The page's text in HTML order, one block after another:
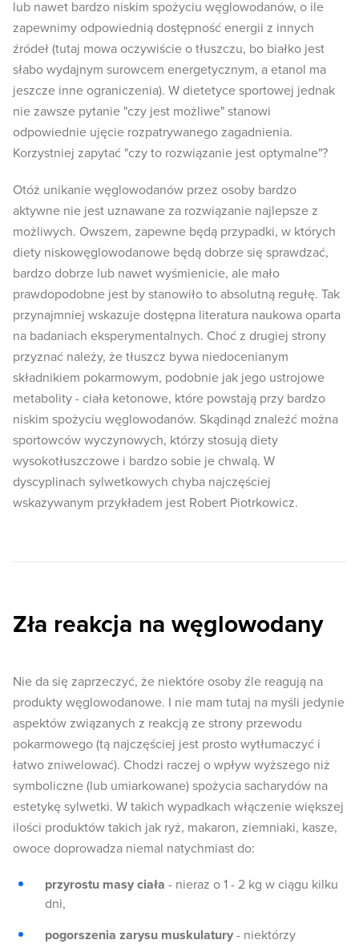
lub nawet bardzo niskim spożyciu węglowodanów, o ile
zapewnimy odpowiednią dostępność energii z innych
źródeł (tutaj mowa oczywiście o tłuszczu, bo białko jest
słabo wydajnym surowcem energetycznym, a etanol ma
jeszcze inne ograniczenia). W dietetyce sportowej jednak
nie zawsze pytanie "czy jest możliwe" stanowi
odpowiednie ujęcie rozpatrywanego zagadnienia.
Korzystniej zapytać "czy to rozwiązanie jest optymalne"?
Otóż unikanie węglowodanów przez osoby bardzo
aktywne nie jest uznawane za rozwiązanie najlepsze z
możliwych. Owszem, zapewne będą przypadki, w których
diety niskowęglowodanowe będą dobrze się sprawdzać,
bardzo dobrze lub nawet wyśmienicie, ale mało
prawdopodobne jest by stanowiło to absolutną regułę. Tak
przynajmniej wskazuje dostępna literatura naukowa oparta
na badaniach eksperymentalnych. Choć z drugiej strony
przyznać należy, że tłuszcz bywa niedocenianym
składnikiem pokarmowym, podobnie jak jego ustrojowe
metabolity - ciała ketonowe, które powstają przy bardzo
niskim spożyciu węglowodanów. Skądinąd znaleźć można
sportowców wyczynowych, którzy stosują diety
wysokotłuszczowe i bardzo sobie je chwalą. W
dyscyplinach sylwetkowych chyba najczęściej
wskazywanym przykładem jest Robert Piotrkowicz.
Zła reakcja na węglowodany
Nie da się zaprzeczyć, że niektóre osoby źle reagują na
produkty węglowodanowe. I nie mam tutaj na myśli jedynie
aspektów związanych z reakcją ze strony przewodu
pokarmowego (tą najczęściej jest prosto wytłumaczyć i
łatwo zniwelować). Chodzi raczej o wpływ wyższego niż
symboliczne (lub umiarkowane) spożycia sacharydów na
estetykę sylwetki. W takich wypadkach włączenie większej
ilości produktów takich jak ryż, makaron, ziemniaki, kasze,
owoce doprowadza niemal natychmiast do:
przyrostu masy ciała - nieraz o 1 - 2 kg w ciągu kilku
dni,
pogorszenia zarysu muskulatury - niektórzy